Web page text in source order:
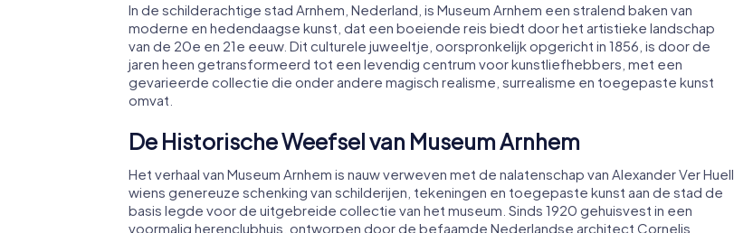
In de schilderachtige stad Arnhem, Nederland, is Museum Arnhem een stralend baken van
moderne en hedendaagse kunst, dat een boeiende reis biedt door het artistieke landschap
van de 20e en 21e eeuw. Dit culturele juweeltje, oorspronkelijk opgericht in 1856, is door de
jaren heen getransformeerd tot een levendig centrum voor kunstliefhebbers, met een
gevarieerde collectie die onder andere magisch realisme, surrealisme en toegepaste kunst
omvat.
De Historische Weefsel van Museum Arnhem
Het verhaal van Museum Arnhem is nauw verweven met de nalatenschap van Alexander Ver Huell,
wiens genereuze schenking van schilderijen, tekeningen en toegepaste kunst aan de stad de
basis legde voor de uitgebreide collectie van het museum. Sinds 1920 gehuisvest in een
voormalig herenclubhuis, ontworpen door de befaamde Nederlandse architect Cornelis